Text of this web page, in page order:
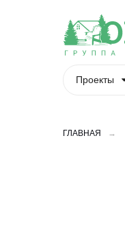
Проекты
ГЛАВНАЯ →